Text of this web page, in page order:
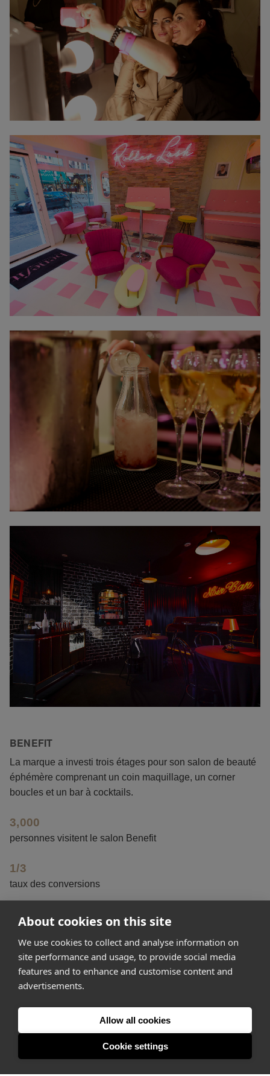
About cookies on this site
We use cookies to collect and analyse information on
site performance and usage, to provide social media
features and to enhance and customise content and
advertisements.
Allow all cookies
Cookie settings
BENEFIT
La marque a investi trois étages pour son salon de beauté
éphémère comprenant un coin maquillage, un corner
boucles et un bar à cocktails.
3,000
personnes visitent le salon Benefit
1/3
taux des conversions
40%
par la devanture rose
happen.